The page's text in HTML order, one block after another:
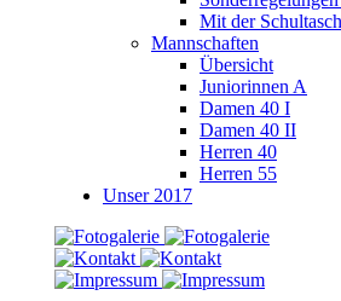
Mit der
Mannschaften
Übersicht
Juniorinnen A
Damen 40 I
Damen 40 II
Herren 40
Herren 55
Unser 2017